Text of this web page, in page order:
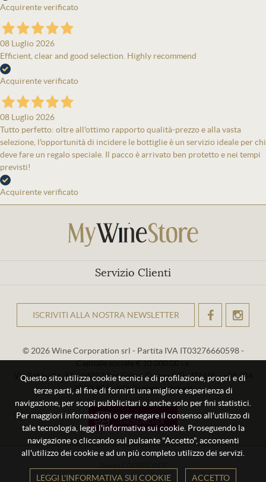
Acquirente verificato
08 Luglio 2026
Efficient, clear and good selection. Highly recommend
Acquirente verificato
08 Luglio 2026
Tutto perfetto: oltre all'ottimo rapporto qualità-prezzo e alla vasta
selezione, l'opportunità di incidere le bottiglie è un servizio ideale per chi
deve fare un regalo speciale. Il pacco è arrivato ben protetto e nei tempi
previsti!
Acquirente verificato
Servizio Clienti
Questo sito utilizza cookie tecnici e di profilazione, propri e di
terze parti, al fine di fornirti una migliore esperienza di
navigazione, per scopi pubblicitari o anche solo per fini statistici.
Per maggiori informazioni o per negare il consenso all'utilizzo di
tale tecnologia, leggi l'informativa sui cookie. Proseguendo la
navigazione o cliccando sul pulsante "Accetto", acconsenti
all'utilizzo dei cookie e ad un più completo utilizzo dei servizi.
LEGGI L'INFORMATIVA SUI COOKIE ACCETTO
ISCRIVITI ALLA NOSTRA NEWSLETTEROK
© 2026 Wine Corporation srl - Partita IVA IT03276660598 -
Capitale sociale € 10.000,00 i.v.
Via Sabaudia, 56 - 04017 San Felice Circeo (LT) - ITALIA - +39 334
29 93 956 - info@mywinestore.it